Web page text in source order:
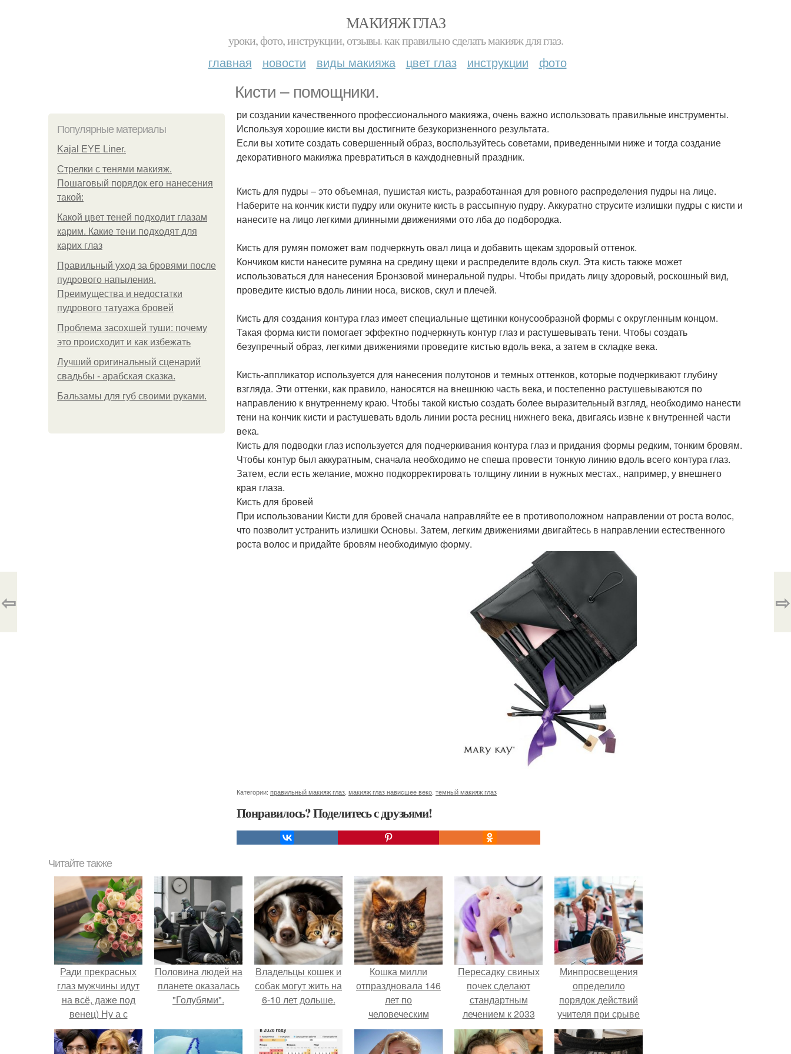
МАКИЯЖ ГЛАЗ
уроки, фото, инструкции, отзывы. как правильно сделать макияж для глаз.
главная новости виды макияжа цвет глаз инструкции фото
Кисти – помощники.
Популярные материалы
Kajal EYE Liner.
Стрелки с тенями макияж.
Пошаговый порядок его нанесения
такой:
Какой цвет теней подходит глазам
карим. Какие тени подходят для
карих глаз
Правильный уход за бровями после
пудрового напыления.
Преимущества и недостатки
пудрового татуажа бровей
Проблема засохшей туши: почему
это происходит и как избежать
Лучший оригинальный сценарий
свадьбы - арабская сказка.
Бальзамы для губ своими руками.
ри создании качественного профессионального макияжа, очень важно использовать правильные инструменты.
Используя хорошие кисти вы достигните безукоризненного результата.
Если вы хотите создать совершенный образ, воспользуйтесь советами, приведенными ниже и тогда создание
декоративного макияжа превратиться в каждодневный праздник.
Кисть для пудры – это объемная, пушистая кисть, разработанная для ровного распределения пудры на лице.
Наберите на кончик кисти пудру или окуните кисть в рассыпную пудру. Аккуратно струсите излишки пудры с кисти и
нанесите на лицо легкими длинными движениями ото лба до подбородка.
Кисть для румян поможет вам подчеркнуть овал лица и добавить щекам здоровый оттенок.
Кончиком кисти нанесите румяна на средину щеки и распределите вдоль скул. Эта кисть также может
использоваться для нанесения Бронзовой минеральной пудры. Чтобы придать лицу здоровый, роскошный вид,
проведите кистью вдоль линии носа, висков, скул и плечей.
Кисть для создания контура глаз имеет специальные щетинки конусообразной формы с округленным концом.
Такая форма кисти помогает эффектно подчеркнуть контур глаз и растушевывать тени. Чтобы создать
безупречный образ, легкими движениями проведите кистью вдоль века, а затем в складке века.
Кисть-аппликатор используется для нанесения полутонов и темных оттенков, которые подчеркивают глубину
взгляда. Эти оттенки, как правило, наносятся на внешнюю часть века, и постепенно растушевываются по
направлению к внутреннему краю. Чтобы такой кистью создать более выразительный взгляд, необходимо нанести
тени на кончик кисти и растушевать вдоль линии роста ресниц нижнего века, двигаясь извне к внутренней части
века.
Кисть для подводки глаз используется для подчеркивания контура глаз и придания формы редким, тонким бровям.
Чтобы контур был аккуратным, сначала необходимо не спеша провести тонкую линию вдоль всего контура глаз.
Затем, если есть желание, можно подкорректировать толщину линии в нужных местах., например, у внешнего
края глаза.
Кисть для бровей
При использовании Кисти для бровей сначала направляйте ее в противоположном направлении от роста волос,
что позволит устранить излишки Основы. Затем, легким движениями двигайтесь в направлении естественного
роста волос и придайте бровям необходимую форму.
Категории: правильный макияж глаз макияж глаз нависшее веко темный макияж глаз
Понравилось? Поделитесь с друзьями!
⇦ ⇨
Читайте также
Ради прекрасных
глаз мужчины идут
на всё, даже под
венец) Ну а с
макияжем от
Екатерины
Половина людей на
планете оказалась
"Голубями".
Владельцы кошек и
собак могут жить на
6-10 лет дольше.
Кошка милли
отпраздновала 146
лет по
человеческим
Меркам и
претендует на
Пересадку свиных
почек сделают
стандартным
лечением к 2033
году в Японии.
Минпросвещения
определило
порядок действий
учителя при срыве
урока.